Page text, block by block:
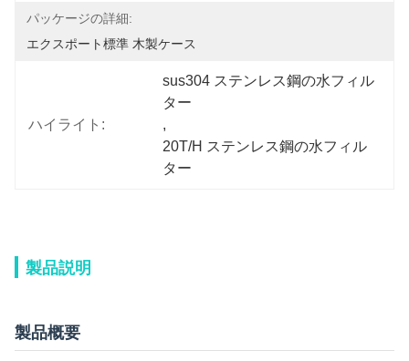
パッケージの詳細:
エクスポート標準 木製ケース
ハイライト:
sus304 ステンレス鋼の水フィル
ター
,
20T/H ステンレス鋼の水フィル
ター
製品説明
製品概要